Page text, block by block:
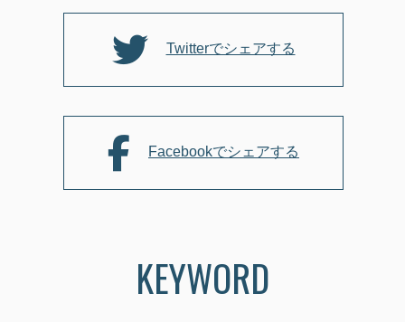
o
k
Twitterでシェアする
Facebookでシェアする
KEYWORD